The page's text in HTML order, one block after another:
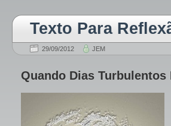
Texto Para
29/09/2012 JEM
Quando Dias Turbulentos